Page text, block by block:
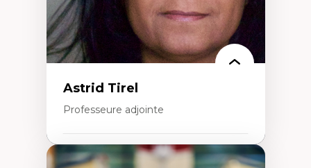
Astrid Tirel
Professeure adjointe
Expertises